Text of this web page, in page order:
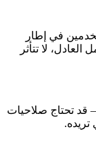
في إطار
العادل، لا تتأثر
قد تحتاج صلاحيات